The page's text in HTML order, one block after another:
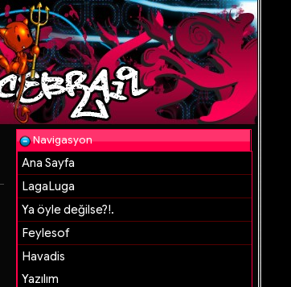
Navigasyon
Ana Sayfa
LagaLuga
Ya öyle değilse?!.
Feylesof
Havadis
Yazılım